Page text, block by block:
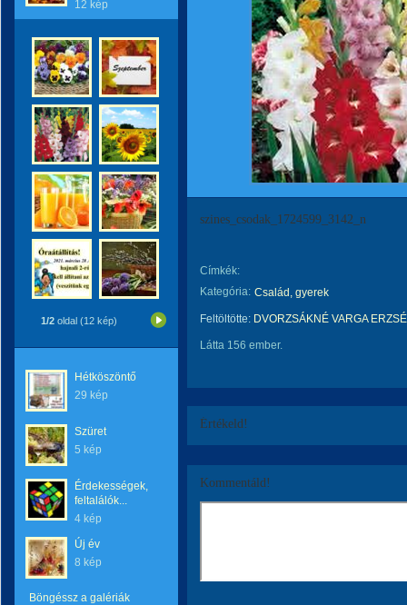
12 kép
1/2 oldal (12 kép)
Hétköszöntő
29 kép
Szüret
5 kép
Érdekességek,
feltalálók...
4 kép
Új év
8 kép
Böngéssz a galériák
szines_csodak_1724599_3142_n
Címkék:
Kategória: Család, gyerek
Feltöltötte: DVORZSÁKNÉ VARGA
Látta 156 ember.
Értékeld!
Kommentáld!